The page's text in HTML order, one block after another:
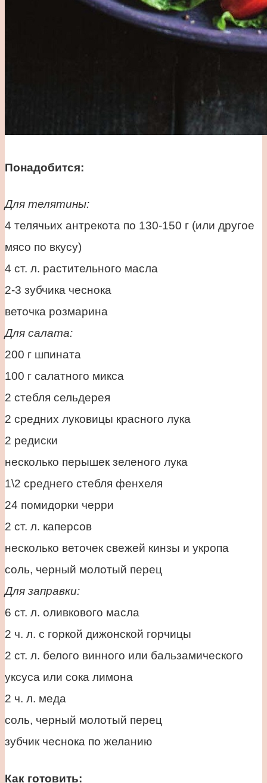
Понадобится:
Для телятины:
4 телячьих антрекота по 130-150 г (или другое
мясо по вкусу)
4 ст. л. растительного масла
2-3 зубчика чеснока
веточка розмарина
Для салата:
200 г шпината
100 г салатного микса
2 стебля сельдерея
2 средних луковицы красного лука
2 редиски
несколько перышек зеленого лука
1\2 среднего стебля фенхеля
24 помидорки черри
2 cт. л. каперсов
несколько веточек свежей кинзы и укропа
соль, черный молотый перец
Для заправки:
6 ст. л. оливкового масла
2 ч. л. с горкой дижонской горчицы
2 ст. л. белого винного или бальзамического
уксуса или сока лимона
2 ч. л. меда
соль, черный молотый перец
зубчик чеснока по желанию
Как готовить: